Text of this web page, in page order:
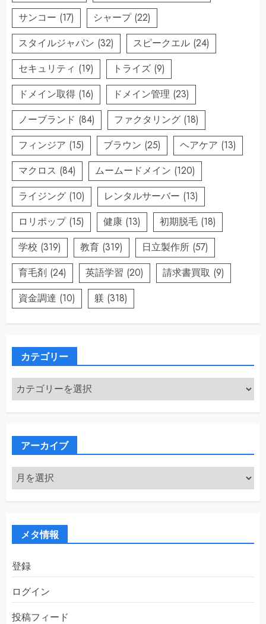
サンコー (17) シャープ(22)
スタイルジャパン (32) スピークエル (24)
セキュリティ (19) トライズ (9)
ドメイン取得 (16) ドメイン管理 (23)
ノーブランド (84) ファクタリング (18)
フィンジア (15) ブラウン (25) ヘアケア (13)
マクロス (84) ムームードメイン (120)
ライジング (10) レンタルサーバー (13)
ロリポップ(15) 健康 (13) 初期脱毛 (18)
学校 (319) 教育 (319) 日立製作所 (57)
育毛剤 (24) 英語学習 (20) 請求書買取 (9)
資金調達 (10) 躾 (318)
カテゴリー
カ
テ
ゴ
アーカイブ
ア
ー
カ
メタ情報
登録
ログイン
投稿フィード